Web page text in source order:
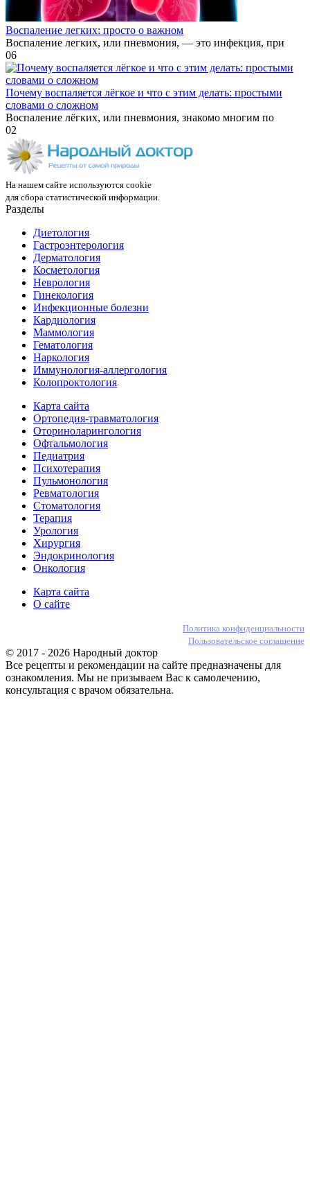
Воспаление легких: просто о важном
Воспаление легких, или пневмония, — это инфекция, при
06
Почему воспаляется лёгкое и что с этим делать: простыми
словами о сложном
Воспаление лёгких, или пневмония, знакомо многим по
02
На нашем сайте используются cookie
для сбора статистической информации.
Разделы
Диетология
Гастроэнтерология
Дерматология
Косметология
Неврология
Гинекология
Инфекционные болезни
Кардиология
Маммология
Гематология
Наркология
Иммунология-аллергология
Колопроктология
Карта сайта
Ортопедия-травматология
Оториноларингология
Офтальмология
Педиатрия
Психотерапия
Пульмонология
Ревматология
Стоматология
Терапия
Урология
Хирургия
Эндокринология
Онкология
Карта сайта
О сайте
Политика конфиденциальности
Пользовательское соглашение
© 2017 - 2026 Народный доктор
Все рецепты и рекомендации на сайте предназначены для
ознакомления. Мы не призываем Вас к самолечению,
консультация с врачом обязательна.